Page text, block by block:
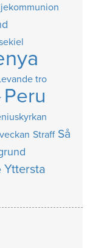
tro
Peru
Straff Så
Yttersta